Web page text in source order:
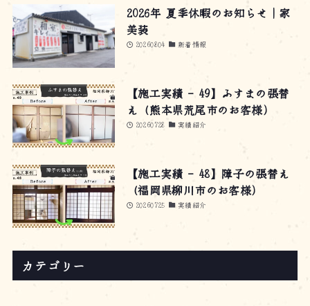
2026年 夏季休暇のお知らせ｜家
美装
20260804 新着情報
【施工実績 – 49】ふすまの張替
え（熊本県荒尾市のお客様）
20260728 実績紹介
【施工実績 – 48】障子の張替え
（福岡県柳川市のお客様）
20260725 実績紹介
カテゴリー